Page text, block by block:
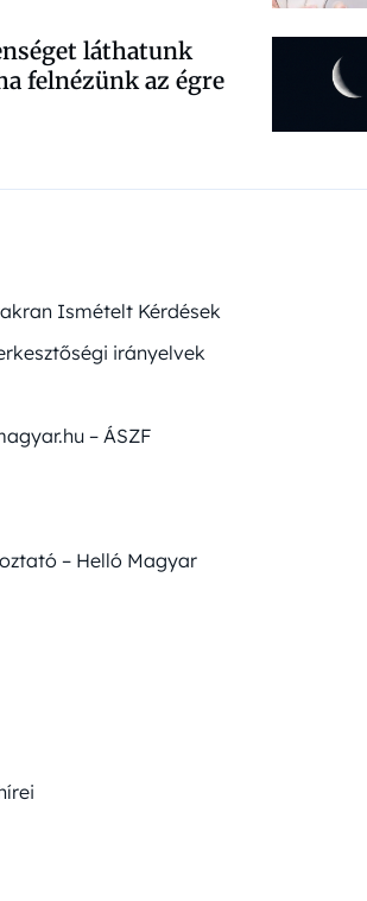
láthatunk
felnézünk az égre
Ismételt Kérdések
irányelvek
– ÁSZF
– Helló Magyar